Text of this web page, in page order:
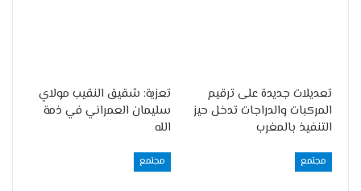
تعديلات جديدة على ترقيم
المركبات والدراجات تدخل حيز
التنفيذ بالمغرب
تعزية: شقيق النقيب مولاي
سليمان العمراني في ذمة
الله
مجتمع مجتمع